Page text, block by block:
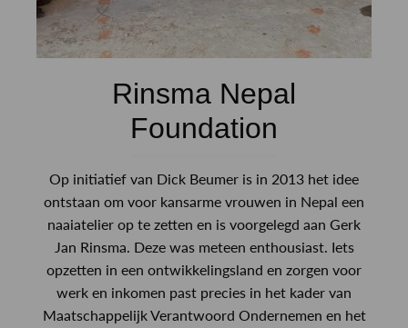
Rinsma Nepal
Foundation
Op initiatief van Dick Beumer is in 2013 het idee
ontstaan om voor kansarme vrouwen in Nepal een
naaiatelier op te zetten en is voorgelegd aan Gerk
Jan Rinsma. Deze was meteen enthousiast. Iets
opzetten in een ontwikkelingsland en zorgen voor
werk en inkomen past precies in het kader van
Maatschappelijk Verantwoord Ondernemen en het